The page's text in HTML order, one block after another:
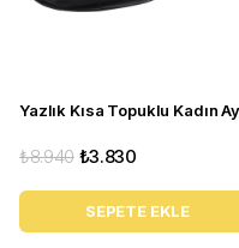
₺3.830
₺8.940
SEPETE EKLE